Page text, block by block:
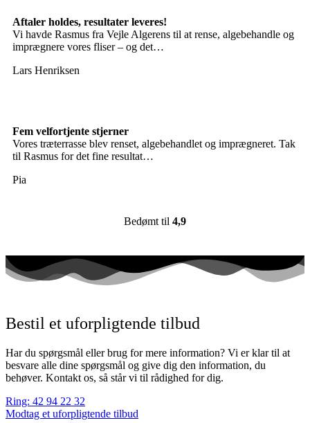
Aftaler holdes, resultater leveres!
Vi havde Rasmus fra Vejle Algerens til at rense, algebehandle og
imprægnere vores fliser – og det…
Lars Henriksen
Fem velfortjente stjerner
Vores træterrasse blev renset, algebehandlet og imprægneret. Tak
til Rasmus for det fine resultat…
Pia
Bedømt til 4,9
Bestil et uforpligtende tilbud
Har du spørgsmål eller brug for mere information? Vi er klar til at
besvare alle dine spørgsmål og give dig den information, du
behøver. Kontakt os, så står vi til rådighed for dig.
Ring: 42 94 22 32
Modtag et uforpligtende tilbud